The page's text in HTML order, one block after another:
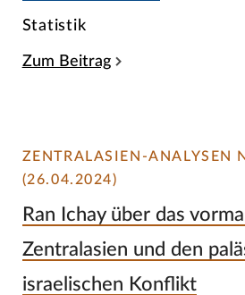
Statistik
Zum Beitrag
ZENTRALASIEN-ANALYSEN
(26.04.2024)
Ran Ichay über das
Zentralasien und den
israelischen Konflikt